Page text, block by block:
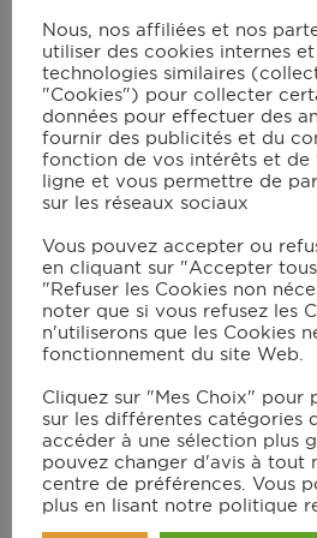
Peler les pommes de
puis les tailler en fines
Dans une poêle à
l’huile d’olive et
cuire les pommes de
la fin de la cuisson
régulièrement.
Battre les œufs dans
sel et du poivre.
Ajouter le mélange de
et oignons cuits.
Toujours dans la poêle
matière grasse, cuire
En parallèle, installer
Nous, nos affiliées et nos
utiliser des cookies internes
technologies similaires
"Cookies") pour collecter
données pour effectuer des
fournir des publicités et du
fonction de vos intérêts et de
ligne et vous permettre de
sur les réseaux sociaux
Vous pouvez accepter ou
en cliquant sur "Accepter
"Refuser les Cookies non
noter que si vous refusez les
n'utiliserons que les Cookies
fonctionnement du site Web.
Cliquez sur "Mes Choix" pour
sur les différentes catégories
accéder à une sélection plus
pouvez changer d'avis à tout
centre de préférences. Vous
plus en lisant notre politique